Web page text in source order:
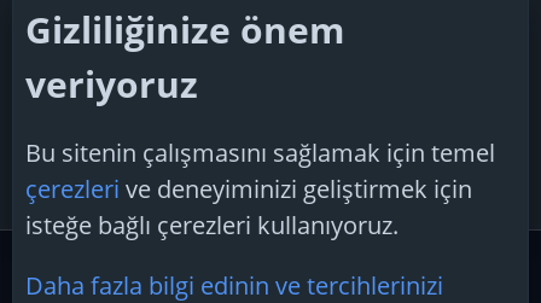
performans (2026 Güncel)'
cukurova 17 Mart 2025
Cevaplar: 1
C Konu 'Bilgisayardan cızırtı sesi geliyor?'
4 Temmuz 2026
Cevaplar: 2
Oyun Forumu Bilgisayar Oyun Desteği
Gizliliğinize önem
veriyoruz
Bu sitenin çalışmasını sağlamak için temel
çerezleri ve deneyiminizi geliştirmek için
isteğe bağlı çerezleri kullanıyoruz.
Daha fazla bilgi edinin ve tercihlerinizi